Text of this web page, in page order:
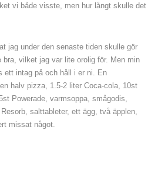
vi både visste, men hur långt skulle det
jag under den senaste tiden skulle gör
vilket jag var lite orolig för. Men min
ett intag på och håll i er ni. En
halv pizza, 1.5-2 liter Coca-cola, 10st
Powerade, varmsoppa, smågodis,
salttableter, ett ägg, två äpplen,
missat något.